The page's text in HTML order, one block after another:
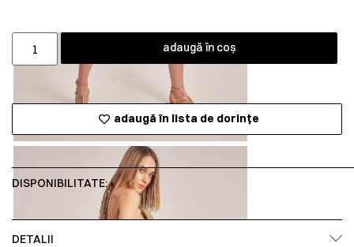
adaugă în coș
adaugă în lista de dorințe
DISPONIBILITATE:
DETALII